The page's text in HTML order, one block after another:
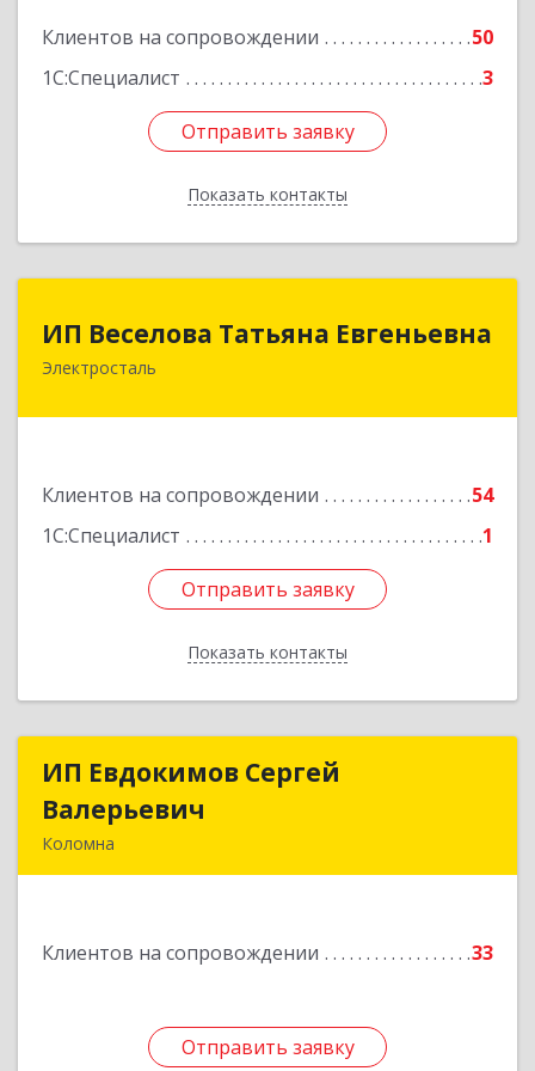
Клиентов на сопровождении
50
1С:Специалист
3
Отправить заявку
Показать контакты
Отправить заявку
Назад
ИП Веселова Татьяна Евгеньевна
Электросталь
Клиентов на сопровождении
54
1С:Специалист
1
Отправить заявку
Показать контакты
144000, Московская обл, Электросталь г,
Отправить заявку
Назад
ИП Евдокимов Сергей
Валерьевич
Коломна
Клиентов на сопровождении 33
Отправить заявку
ИП Евдокимов Сергей
Подробнее
Отправить заявку